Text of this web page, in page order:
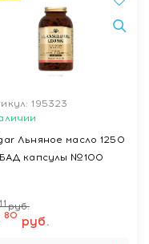
195323
Льняное масло 1250
БАД капсулы №100
11 руб.
80 руб.